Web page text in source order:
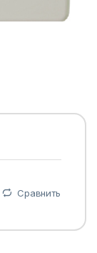
Сравнить